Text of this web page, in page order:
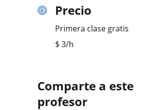
Precio
Primera clase gratis
$ 3/h
Comparte a este
profesor